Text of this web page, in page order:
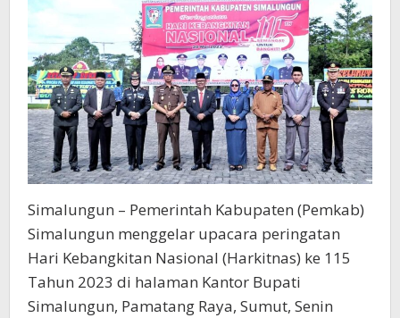
2023,
Berjalan
Khidmat.
Simalungun – Pemerintah Kabupaten (Pemkab)
Simalungun menggelar upacara peringatan
Hari Kebangkitan Nasional (Harkitnas) ke 115
Tahun 2023 di halaman Kantor Bupati
Simalungun, Pamatang Raya, Sumut, Senin